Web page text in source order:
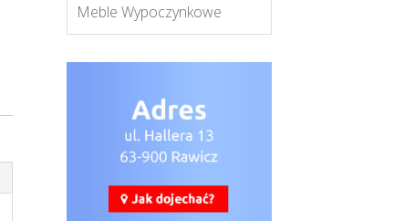
Meble Wypoczynkowe